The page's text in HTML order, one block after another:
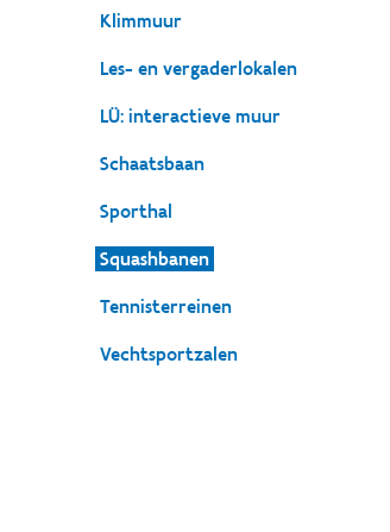
Klimmuur
Les- en vergaderlokalen
LÜ: interactieve muur
Schaatsbaan
Sporthal
Squashbanen
Tennisterreinen
Vechtsportzalen